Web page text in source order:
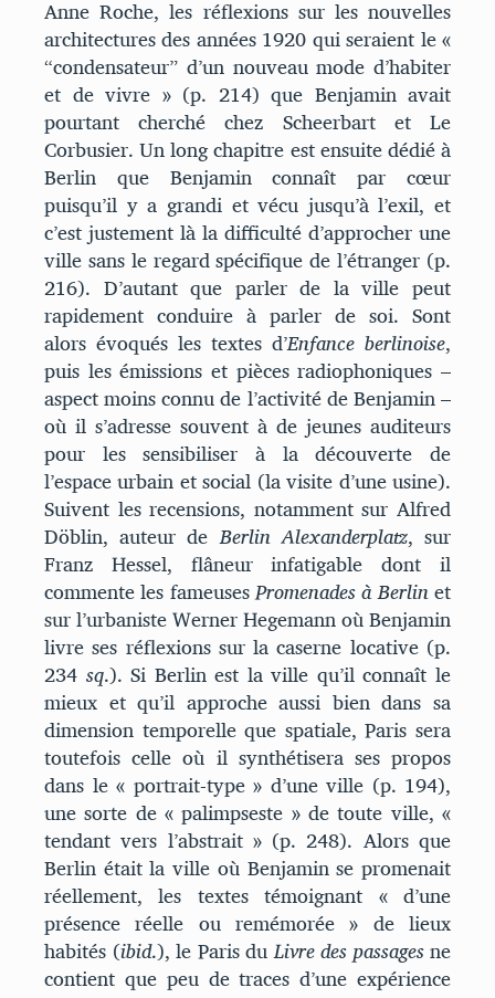
Anne Roche, les réflexions sur les nouvelles
architectures des années 1920 qui seraient le «
“condensateur” d’un nouveau mode d’habiter
et de vivre » (p. 214) que Benjamin avait
pourtant cherché chez Scheerbart et Le
Corbusier. Un long chapitre est ensuite dédié à
Berlin que Benjamin connaît par cœur
puisqu’il y a grandi et vécu jusqu’à l’exil, et
c’est justement là la difficulté d’approcher une
ville sans le regard spécifique de l’étranger (p.
216). D’autant que parler de la ville peut
rapidement conduire à parler de soi. Sont
alors évoqués les textes d’Enfance berlinoise,
puis les émissions et pièces radiophoniques –
aspect moins connu de l’activité de Benjamin –
où il s’adresse souvent à de jeunes auditeurs
pour les sensibiliser à la découverte de
l’espace urbain et social (la visite d’une usine).
Suivent les recensions, notamment sur Alfred
Döblin, auteur deBerlin Alexanderplatz, sur
Franz Hessel, flâneur infatigable dont il
commente les fameusesPromenades à Berlinet
sur l’urbaniste Werner Hegemann où Benjamin
livre ses réflexions sur la caserne locative (p.
234 sq.). Si Berlin est la ville qu’il connaît le
mieux et qu’il approche aussi bien dans sa
dimension temporelle que spatiale, Paris sera
toutefois celle où il synthétisera ses propos
dans le « portrait-type » d’une ville (p. 194),
une sorte de « palimpseste » de toute ville, «
tendant vers l’abstrait » (p. 248). Alors que
Berlin était la ville où Benjamin se promenait
réellement, les textes témoignant « d’une
présence réelle ou remémorée » de lieux
habités (ibid.), le Paris duLivre des passagesne
contient que peu de traces d’une expérience